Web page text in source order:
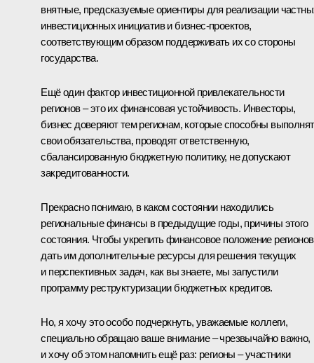
внятные, предсказуемые ориентиры для реализации
инвестиционных инициатив и бизнес-проектов,
соответствующим образом поддерживать их со стороны
государства.
Ещё один фактор инвестиционной привлекательности
регионов – это их финансовая устойчивость. Инвесторы,
бизнес доверяют тем регионам, которые способны
свои обязательства, проводят ответственную,
сбалансированную бюджетную политику, не допускают
закредитованности.
Прекрасно понимаю, в каком состоянии находились
региональные финансы в предыдущие годы, причины этого
состояния. Чтобы укрепить финансовое положение
дать им дополнительные ресурсы для решения текущих
и перспективных задач, как вы знаете, мы запустили
программу реструктуризации бюджетных кредитов.
Но, я хочу это особо подчеркнуть, уважаемые коллеги,
специально обращаю ваше внимание – чрезвычайно важно,
и хочу об этом напомнить ещё раз: регионы – участники